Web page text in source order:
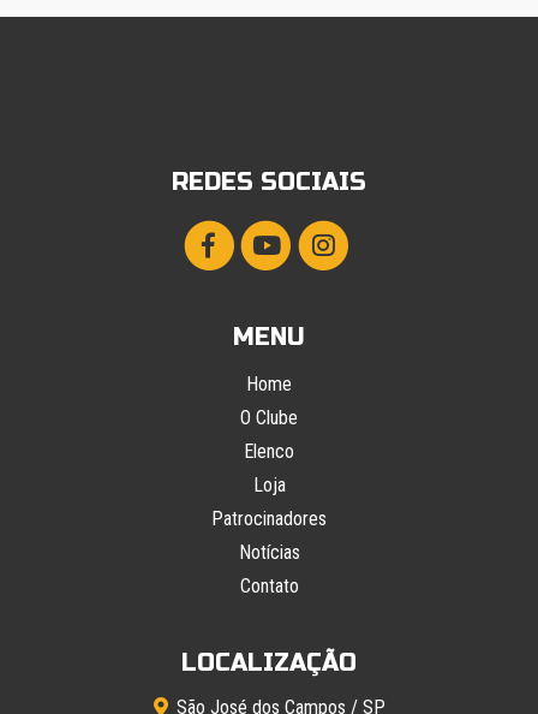
REDES SOCIAIS
MENU
Home
O Clube
Elenco
Loja
Patrocinadores
Notícias
Contato
LOCALIZAÇÃO
São José dos Campos / SP